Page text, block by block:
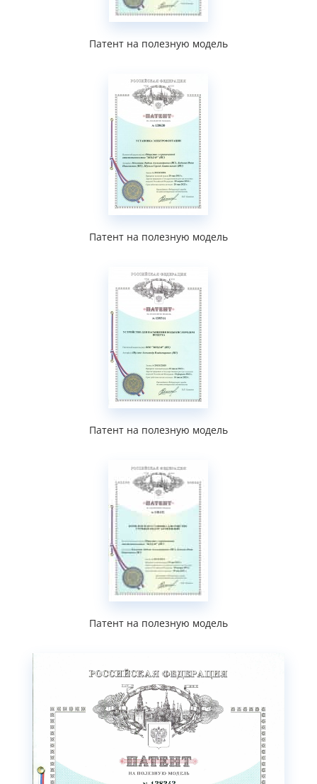
Патент на полезную модель
Патент на полезную модель
Патент на полезную модель
Патент на полезную модель